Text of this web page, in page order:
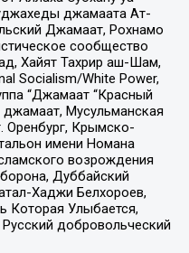
джамаата Ат-
Джамаат, Рохнамо
сообщество
Хайят Тахрир аш-Шам,
Socialism/White Power,
“Джамаат “Красный
джамаат, Мусульманская
Оренбург, Крымско-
имени Номана
возрождения
Дуббайский
Хаджи Белхороев,
Которая Улыбается,
добровольческий